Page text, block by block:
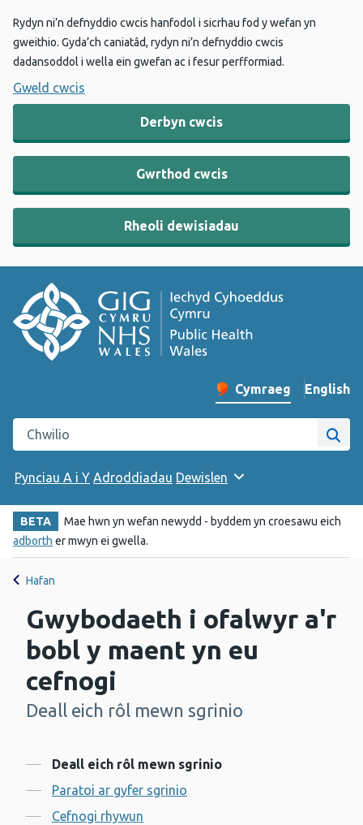
Rydyn ni’n defnyddio cwcis hanfodol i sicrhau fod y wefan yn
gweithio. Gyda’ch caniatâd, rydyn ni’n defnyddio cwcis
dadansoddol i wella ein gwefan ac i fesur perfformiad.
Gweld cwcis
Derbyn cwcis
Gwrthod cwcis
Rheoli dewisiadau
Newid iaith y wefan
Cymraeg English
–
Chwilio gwefan Iechyd Cyhoeddus Cymru
Pynciau A i Y Adroddiadau Dewislen
BETA
Mae hwn yn wefan newydd - byddem yn croesawu eich
adborth er mwyn ei gwella.
Hafan
Gwybodaeth i ofalwyr a'r
bobl y maent yn eu
cefnogi
-
Deall eich rôl mewn sgrinio
Cynnwys
Deall eich rôl mewn sgrinio
Paratoi ar gyfer sgrinio
Cefnogi rhywun